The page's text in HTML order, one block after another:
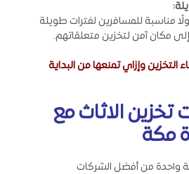
:
مناسبة للمسافرين لفترات طويلة
مكان آمن لتخزين متعلقاتهم.
التخزين وإزاي تمنعها من البداية
الاثاث مع
مكة
واحدة من أفضل الشركات